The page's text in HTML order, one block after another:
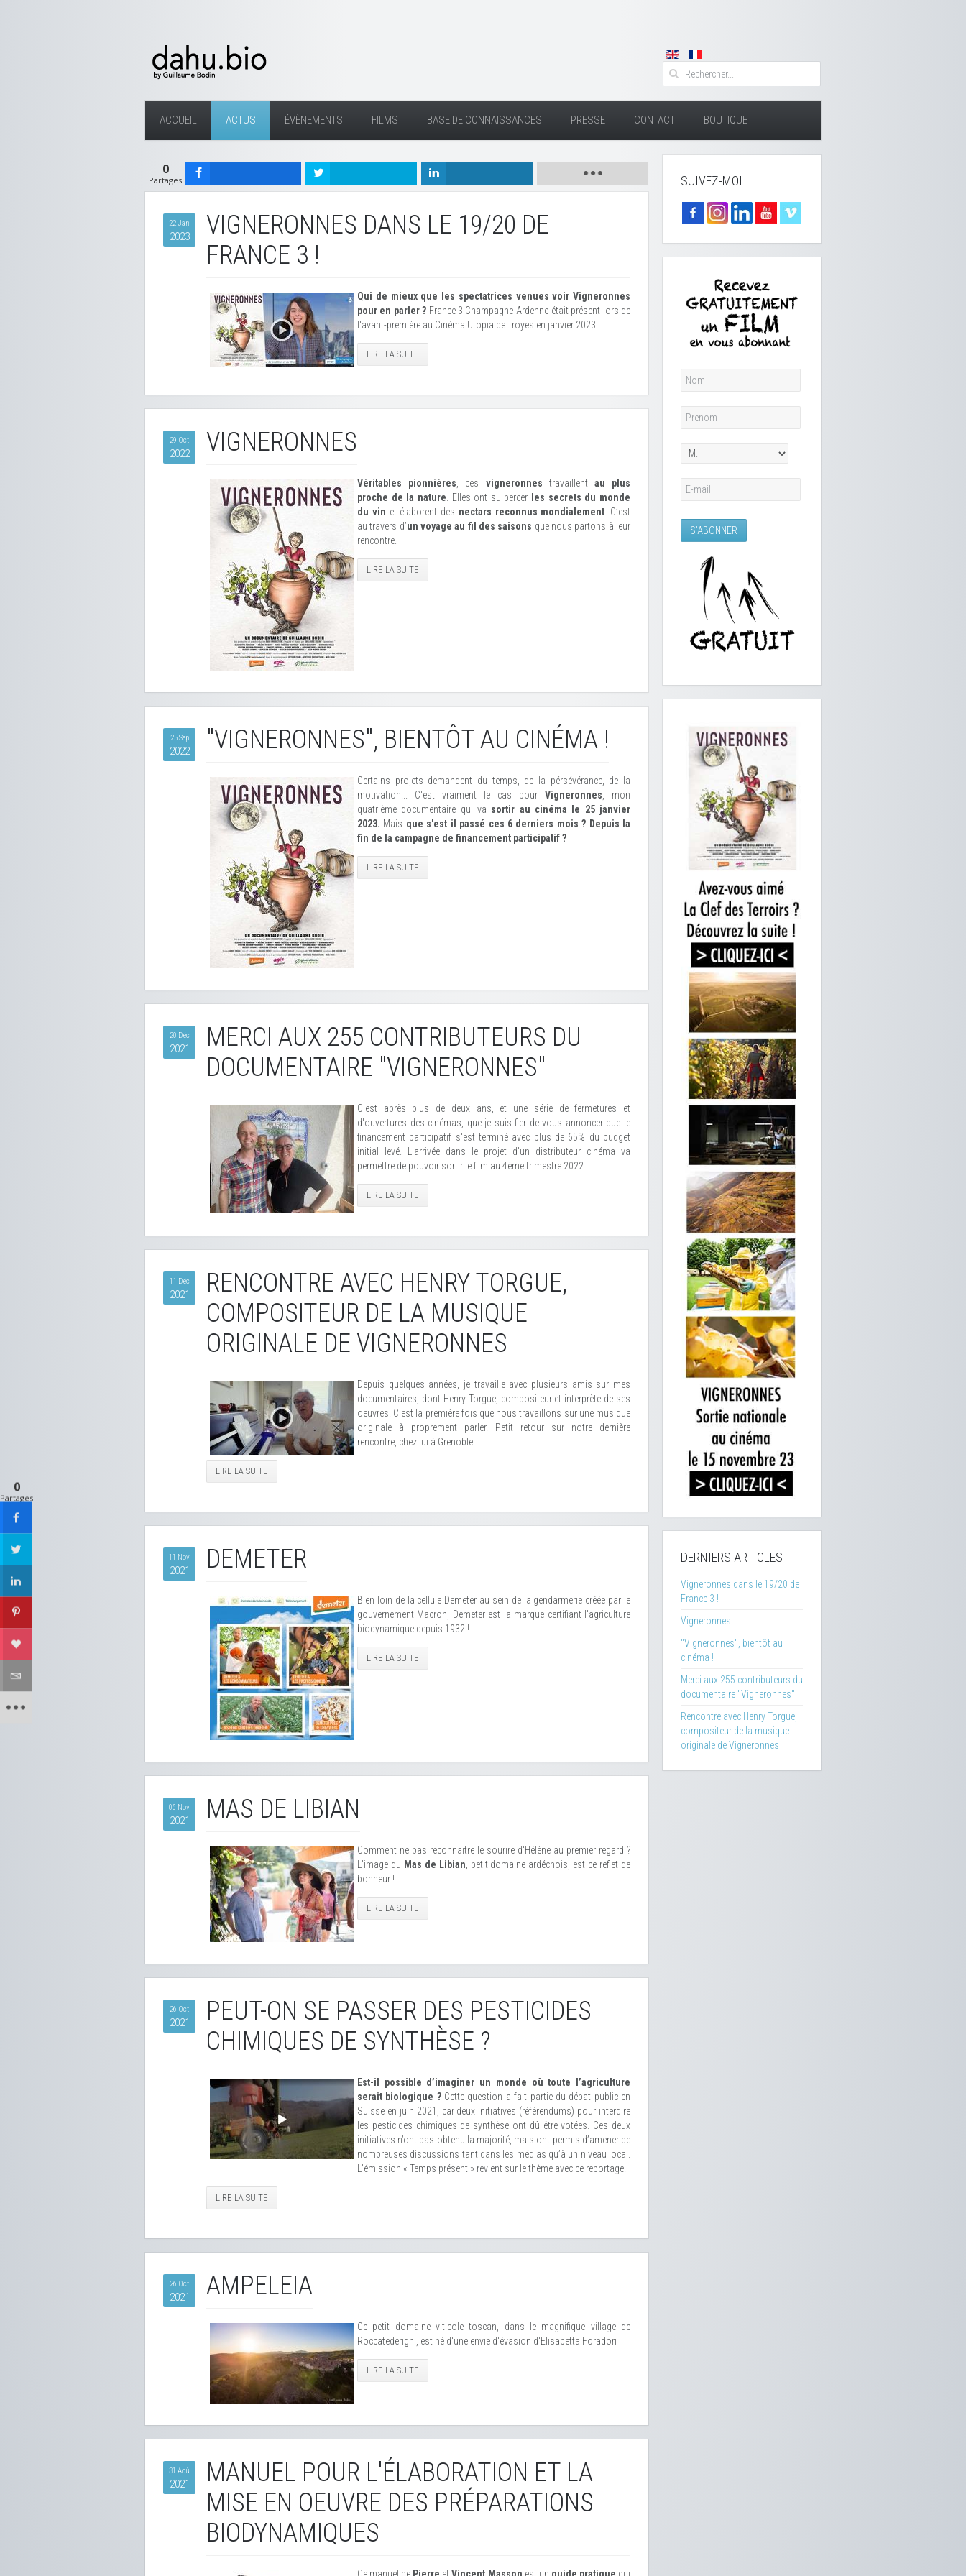
ACCUEIL ACTUS ÉVÈNEMENTS FILMS BASE DE CONNAISSANCES PRESSE CONTACT BOUTIQUE
0
Partages
22 Jan
2023
VIGNERONNES DANS LE 19/20 DE
FRANCE 3 !
Qui de mieux que les spectatrices venues voir Vigneronnes
pour en parler ? France 3 Champagne-Ardenne était présent lors de
l'avant-première au Cinéma Utopia de Troyes en janvier 2023 !
LIRE LA SUITE
29 Oct
2022 VIGNERONNES
Véritables pionnières , ces vigneronnes travaillent au plus
proche de la nature . Elles ont su percer
les secrets du monde
du vin et élaborent des nectars reconnus mondialement . C’est
au travers d’un voyage au fil des saisons que nous partons à leur
rencontre.
LIRE LA SUITE
25 Sep
2022 "VIGNERONNES", BIENTÔT AU CINÉMA !
Certains projets demandent du temps, de la pérsévérance, de la
motivation... C'est vraiment le cas pour Vigneronnes , mon
quatrième documentaire qui va sortir au cinéma le 25 janvier
2023. Mais que s'est il passé ces 6 derniers mois ? Depuis la
fin de la campagne de financement participatif ?
LIRE LA SUITE
20 Déc
2021
MERCI AUX 255 CONTRIBUTEURS DU
DOCUMENTAIRE "VIGNERONNES"
C'est après plus de deux ans, et une série de fermetures et
d'ouvertures des cinémas, que je suis fier de vous annoncer que le
financement participatif s'est terminé avec plus de 65% du budget
initial levé. L'arrivée dans le projet d'un distributeur cinéma va
permettre de pouvoir sortir le film au 4ème trimestre 2022 !
LIRE LA SUITE
11 Déc
2021
RENCONTRE AVEC HENRY TORGUE,
COMPOSITEUR DE LA MUSIQUE
ORIGINALE DE VIGNERONNES
Depuis quelques années, je travaille avec plusieurs amis sur mes
documentaires, dont Henry Torgue, compositeur et interprète de ses
oeuvres. C'est la première fois que nous travaillons sur une musique
originale à proprement parler. Petit retour sur notre dernière
rencontre, chez lui à Grenoble.
LIRE LA SUITE
11 Nov
2021 DEMETER
Bien loin de la cellule Demeter au sein de la gendarmerie créée par le
gouvernement Macron, Demeter est la marque certifiant l'agriculture
biodynamique depuis 1932 !
LIRE LA SUITE
06 Nov
2021 MAS DE LIBIAN
Comment ne pas reconnaitre le sourire d'Hélène au premier regard ?
L'image du Mas de Libian , petit domaine ardéchois, est ce reflet de
bonheur !
LIRE LA SUITE
26 Oct
2021
PEUT-ON SE PASSER DES PESTICIDES
CHIMIQUES DE SYNTHÈSE ?
Est-il possible d’imaginer un monde où toute l’agriculture
serait biologique ?Cette question a fait partie du débat public en
Suisse en juin 2021, car deux initiatives (référendums) pour interdire
les pesticides chimiques de synthèse ont dû être votées. Ces deux
initiatives n’ont pas obtenu la majorité, mais ont permis d’amener de
nombreuses discussions tant dans les médias qu’à un niveau local.
L’émission « Temps présent » revient sur le thème avec ce reportage.
LIRE LA SUITE
26 Oct
2021 AMPELEIA
Ce petit domaine viticole toscan, dans le magnifique village de
Roccatederighi, est né d'une envie d'évasion d'Elisabetta Foradori !
LIRE LA SUITE
31 Aoû
2021
MANUEL POUR L'ÉLABORATION ET LA
MISE EN OEUVRE DES PRÉPARATIONS
BIODYNAMIQUES
SUIVEZ-MOI
DERNIERS ARTICLES
Vigneronnes dans le 19/20 de
France 3 !
Vigneronnes
"Vigneronnes", bientôt au
cinéma !
Merci aux 255 contributeurs du
documentaire "Vigneronnes"
Rencontre avec Henry Torgue,
compositeur de la musique
originale de Vigneronnes
0
Partages